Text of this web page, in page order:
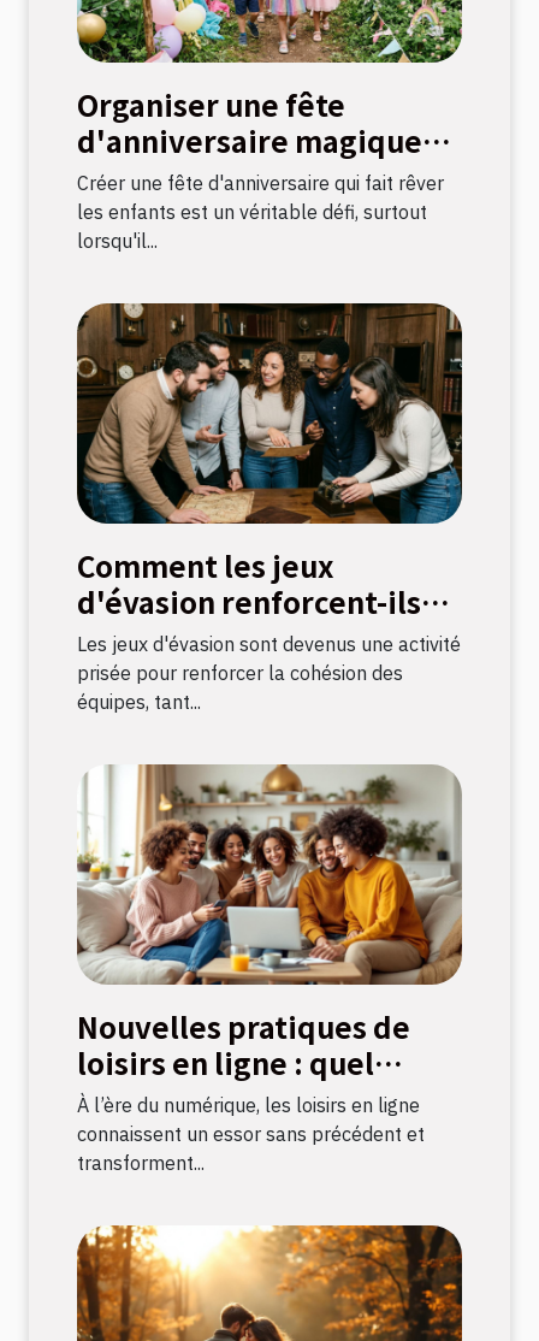
Organiser une fête
d'anniversaire magique
avec une chasse au trésor
sur le thème licorne
Créer une fête d'anniversaire qui fait rêver
les enfants est un véritable défi, surtout
lorsqu'il...
Comment les jeux
d'évasion renforcent-ils
les liens d'équipe ?
Les jeux d'évasion sont devenus une activité
prisée pour renforcer la cohésion des
équipes, tant...
Nouvelles pratiques de
loisirs en ligne : quel
impact sur la culture
française ?
À l’ère du numérique, les loisirs en ligne
connaissent un essor sans précédent et
transforment...